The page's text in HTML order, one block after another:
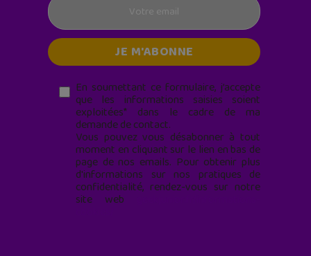
En soumettant ce formulaire, j’accepte
que les informations saisies soient
exploitées* dans le cadre de ma
demande de contact.
Vous pouvez vous désabonner à tout
moment en cliquant sur le lien en bas de
page de nos emails. Pour obtenir plus
d'informations sur nos pratiques de
confidentialité, rendez-vous sur notre
site web